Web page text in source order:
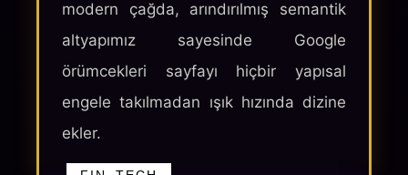
modern çağda, arındırılmış semantik
altyapımız sayesinde Google
örümcekleri sayfayı hiçbir yapısal
engele takılmadan ışık hızında dizine
ekler.